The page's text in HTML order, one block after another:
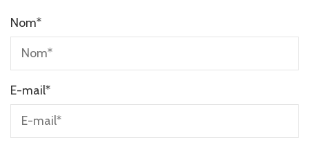
Nom*
E-mail*